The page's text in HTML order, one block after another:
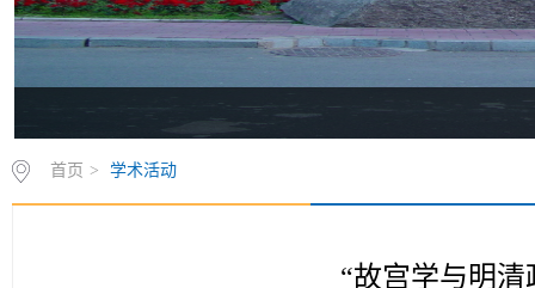
首页 > 学术活动
“故宫学与明